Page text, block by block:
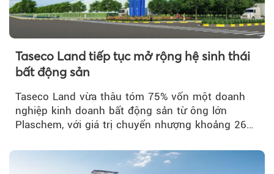
Taseco Land tiếp tục mở rộng hệ sinh thái
bất động sản
Taseco Land vừa thâu tóm 75% vốn một doanh
nghiệp kinh doanh bất động sản từ ông lớn
Plaschem, với giá trị chuyển nhượng khoảng 262